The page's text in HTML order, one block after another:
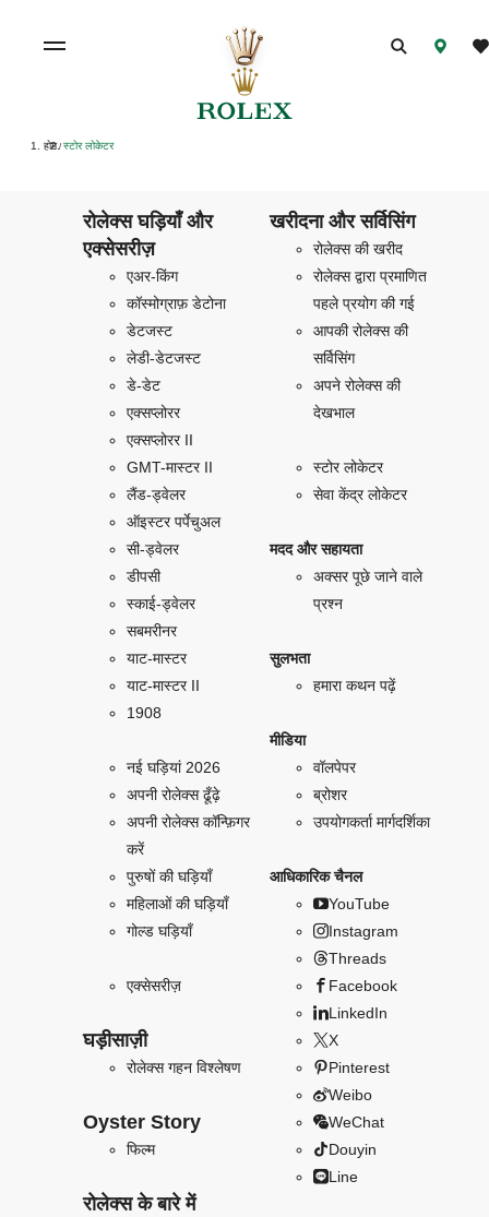
होम/ स्टोर लोकेटर
रोलेक्स घड़ियाँ और
एक्सेसरीज़
एअर-किंग
कॉस्मोग्राफ़ डेटोना
डेटजस्ट
लेडी-डेटजस्ट
डे-डेट
एक्सप्लोरर
एक्सप्लोरर II
GMT-मास्टर II
लैंड-ड्वेलर
ऑइस्टर पर्पेचुअल
सी-ड्वेलर
डीपसी
स्काई-ड्वेलर
सबमरीनर
याट-मास्टर
याट-मास्टर II
1908
नई घड़ियां 2026
अपनी रोलेक्स ढूँढ़े
अपनी रोलेक्स कॉन्फ़िगर
करें
पुरुषों की घड़ियाँ
महिलाओं की घड़ियाँ
गोल्ड घड़ियाँ
एक्सेसरीज़
घड़ीसाज़ी
रोलेक्स गहन विश्लेषण
Oyster Story
फिल्म
रोलेक्स के बारे में
खरीदना और सर्विसिंग
रोलेक्स की खरीद
रोलेक्स द्वारा प्रमाणित
पहले प्रयोग की गई
आपकी रोलेक्स की
सर्विसिंग
अपने रोलेक्स की
देखभाल
स्टोर लोकेटर
सेवा केंद्र लोकेटर
मदद और सहायता
अक्सर पूछे जाने वाले
प्रश्न
सुलभता
हमारा कथन पढ़ें
मीडिया
वॉलपेपर
ब्रोशर
उपयोगकर्ता मार्गदर्शिका
आधिकारिक चैनल
YouTube
Instagram
Threads
Facebook
LinkedIn
X
Pinterest
Weibo
WeChat
Douyin
Line